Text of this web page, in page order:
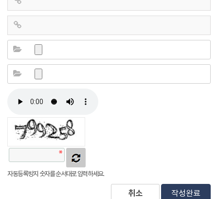
자동등록방지 숫자를 순서대로 입력하세요.
취소 작성완료